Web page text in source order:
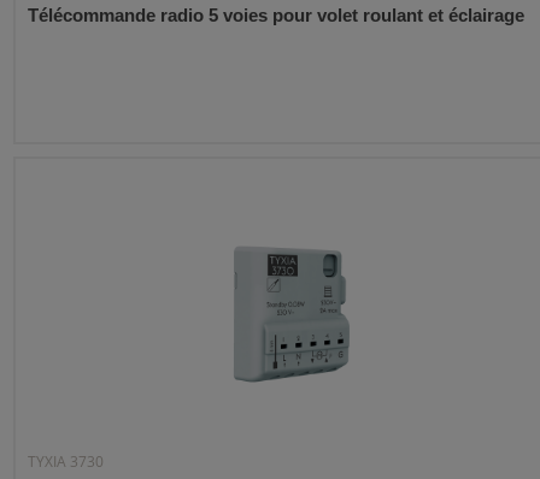
Télécommande radio 5 voies pour volet roulant et éclairage
TYXIA 3730